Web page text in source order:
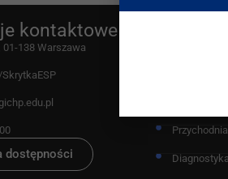
kontaktowe
01-138 Warszawa
dostępności
Przychodnia
Diagnostyka